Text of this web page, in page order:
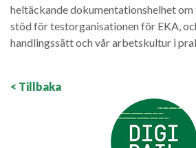
heltäckande dokumentationshelhet om
stöd för testorganisationen för EKA,
handlingssätt och vår arbetskultur i
< Tillbaka